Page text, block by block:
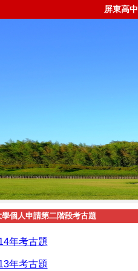
屏東高中
學個人申請第二階段考古題
年考古題
年考古題